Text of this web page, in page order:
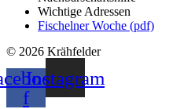
Wichtige Adressen
Fischelner Woche (pdf)
© 2026 Krähfelder
f
Instagram